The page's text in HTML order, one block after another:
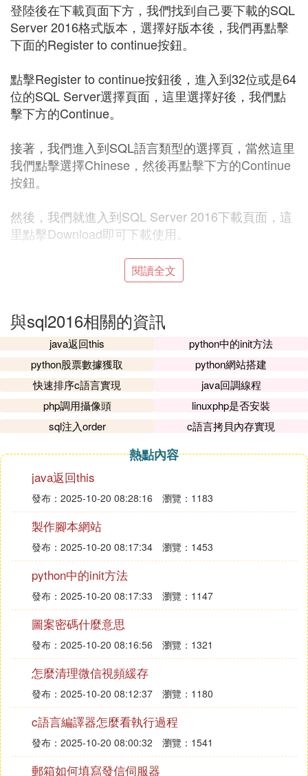
登陸後在下載頁面下方，我們找到自己要下載的SQL
Server 2016格式版本，選擇好版本後，我們再點擊
下面的Register to continue按鈕。
點擊Register to continue按鈕後，進入到32位或是64
位的SQL Server選擇頁面，這里選擇好後，我們點
擊下方的Continue。
接著，我們進入到SQL語言類型的選擇頁，當然這里
我們點擊選擇Chinese，然後再點擊下方的Continue
按鈕。
然後，我們就進入到SQL Server 2016下載頁面，這
里點擊Download即可下載使用。
下載完成後，我們就可以打開使用了，此外這次的64
㈣ 安裝了sql2016後，為什麼比sql2008還
慢了好幾倍
安裝了sql2016後，為什麼比sql2008還慢了好幾倍
在sql server安裝之後就算是不運行這種管理器的主
程序，也會在操作系統之中安裝一些服務，這種服務
就是sql server的資料庫服務。
而這種服務一旦開啟在操作系統開機的時候系統就是
會默認啟動多個sqlserver.exe進程。
如果操作系統是windows7操作系統的話，那麼其啟
動的進程大約是在四個左右。
每一個進程都是會佔用超過30MB的內存空間，在某
些情況之下佔用的內存資源還是會更多。
這就是安裝了sql server之後操作系統變得十分卡頓
的原因。
如果在最開始開機的時候就是關閉這些應用程序的話
就是會發現系統立馬就是會快速很多。
㈤ sql server 2016怎麼用
第一次用2016,安裝後發現跟用過的2012不一樣,找不
到正確的姿勢!!!就是原來2012安裝後直接帶的那個管
理器SQL Server Management Studio
(SSMS),一度懷疑人生,以為安裝出錯了,最後度了一
圈在一個博客角落裡看到說2016的SSMS需要單獨下
載...那,然後就姿勢正確了
https://jingyan..com/article/86112f139c3f0c2737978
閱讀全文
與sql2016相關的資訊
java返回this
python中的init方法
python股票數據獲取
python網站搭建
快速排序c語言實現
java回調線程
php調用攝像頭
linuxphp是否安裝
sql注入order
c語言拷貝內存實現
熱點內容
java返回this
發布：2025-10-20 08:28:16 瀏覽：1183
製作腳本網站
發布：2025-10-20 08:17:34 瀏覽：1453
python中的init方法
發布：2025-10-20 08:17:33 瀏覽：1147
圖案密碼什麼意思
發布：2025-10-20 08:16:56 瀏覽：1321
怎麼清理微信視頻緩存
發布：2025-10-20 08:12:37 瀏覽：1180
c語言編譯器怎麼看執行過程
發布：2025-10-20 08:00:32 瀏覽：1541
郵箱如何填寫發信伺服器